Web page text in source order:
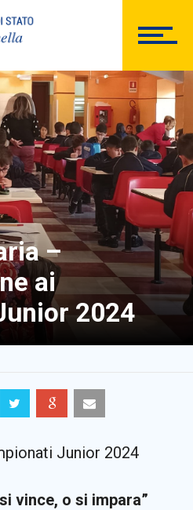
–
ai
2024
Junior 2024
vince, o si impara”